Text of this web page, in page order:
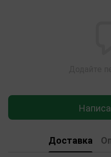
Доставка